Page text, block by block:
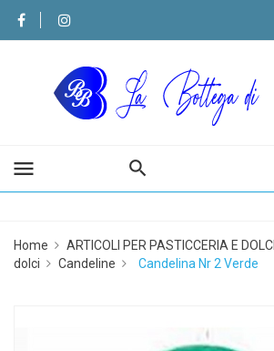
menu
Home ARTICOLI PER PASTICCERIA E DOLCI
dolci
Candeline Candelina Nr 2 Verde